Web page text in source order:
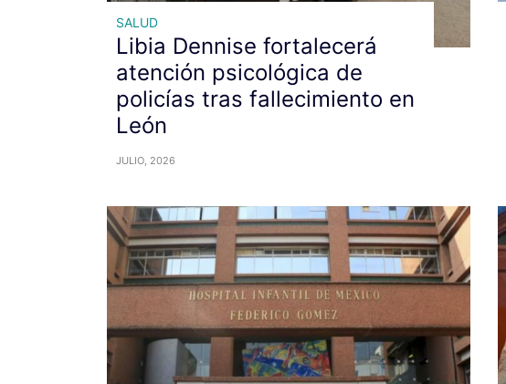
SALUD
Libia Dennise fortalecerá
atención psicológica de
policías tras fallecimiento en
León
JULIO, 2026